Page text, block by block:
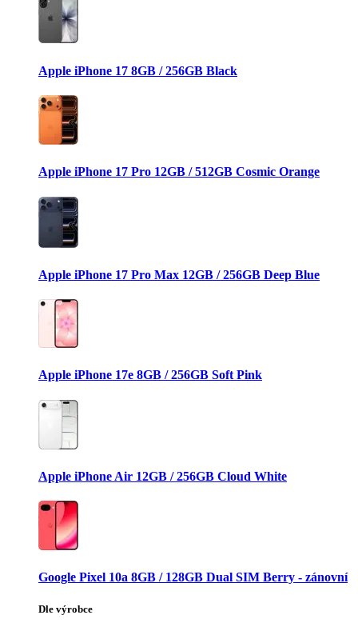
Apple iPhone 17 8GB / 256GB Black
Apple iPhone 17 Pro 12GB / 512GB Cosmic Orange
Apple iPhone 17 Pro Max 12GB / 256GB Deep Blue
Apple iPhone 17e 8GB / 256GB Soft Pink
Apple iPhone Air 12GB / 256GB Cloud White
Google Pixel 10a 8GB / 128GB Dual SIM Berry - zánovní
Dle výrobce